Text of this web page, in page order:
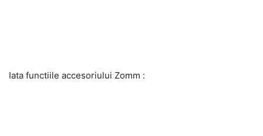
Iata functiile accesoriului Zomm :